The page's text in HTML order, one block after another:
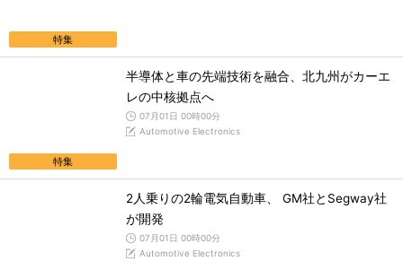
特集
特集
半導体と車の先端技術を融合、北九州がカーエ
レの中核拠点へ
07月01日 00時00分
Automotive Electronics
2人乗りの2輪電気自動車、 GM社とSegway社
が開発
07月01日 00時00分
Automotive Electronics